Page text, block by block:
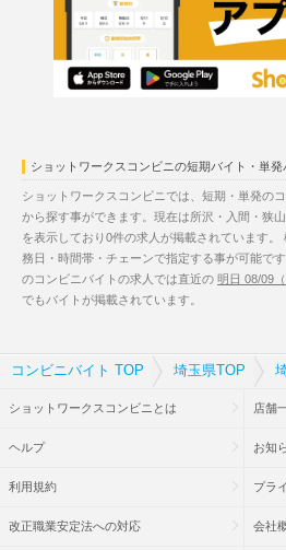
ショットワークスコンビニの短期バイト・単発
ショットワークスコンビニでは、短期・単発の
から探す事ができます。現在は所沢・入間・狭
を表示しており0件の求人が掲載されています
務日・時間帯・チェーンで指定する事が可能で
のコンビニバイトの求人では直近の 明日 08/09（
でもバイトが掲載されています。
コンビニバイト TOP 埼玉県TOP
ショットワークスコンビニとは 店舗
ヘルプ お知
利用規約 プラ
改正職業安定法への対応 会社